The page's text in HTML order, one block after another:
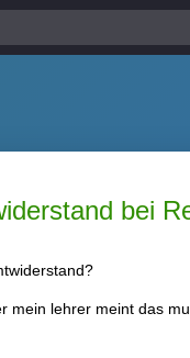
bei
mein lehrer meint das